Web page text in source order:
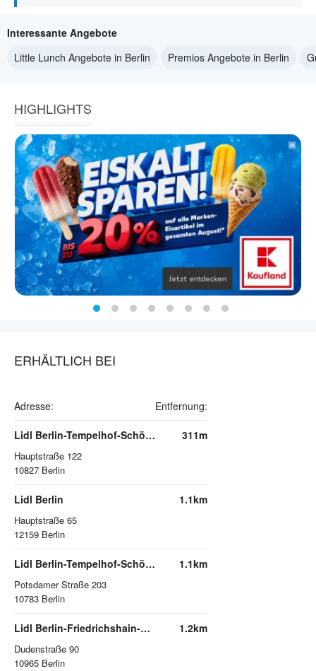
Interessante Angebote
Little Lunch Angebote in Berlin
Premios Angebote in Berlin
HIGHLIGHTS
ERHÄLTLICH BEI
Adresse: Entfernung:
Lidl Berlin-Tempelhof-Schöneberg Schöneberg
Hauptstraße 122
10827 Berlin
311m
Lidl Berlin
Hauptstraße 65
12159 Berlin
1.1km
Lidl Berlin-Tempelhof-Schöneberg Schöneberg
Potsdamer Straße 203
10783 Berlin
1.1km
Lidl Berlin-Friedrichshain-Kreuzberg Kreuzberg
Dudenstraße 90
10965 Berlin
1.2km